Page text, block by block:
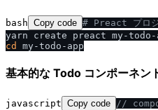
bash Copy code # Preact プロジ
cd
基本的な Todo コンポーネン
javascript Copy code //